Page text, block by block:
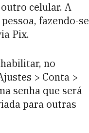
celular. A
fazendo-se
Pix.
no
> Conta >
senha que será
para outras